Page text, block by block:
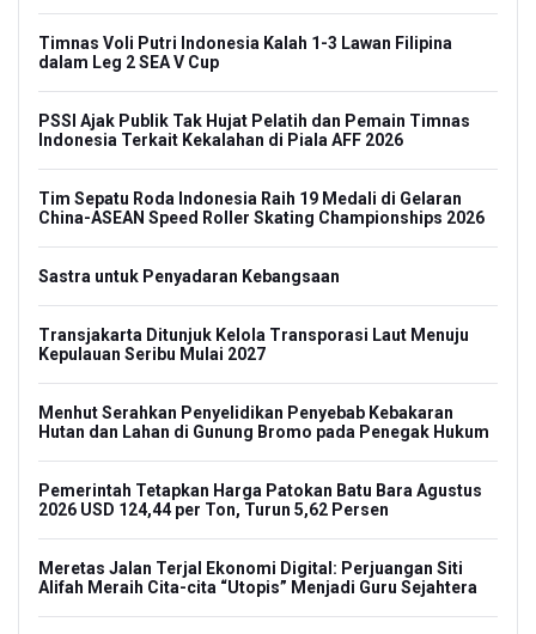
Timnas Voli Putri Indonesia Kalah 1-3 Lawan Filipina
dalam Leg 2 SEA V Cup
PSSI Ajak Publik Tak Hujat Pelatih dan Pemain Timnas
Indonesia Terkait Kekalahan di Piala AFF 2026
Tim Sepatu Roda Indonesia Raih 19 Medali di Gelaran
China-ASEAN Speed Roller Skating Championships 2026
Sastra untuk Penyadaran Kebangsaan
Transjakarta Ditunjuk Kelola Transporasi Laut Menuju
Kepulauan Seribu Mulai 2027
Menhut Serahkan Penyelidikan Penyebab Kebakaran
Hutan dan Lahan di Gunung Bromo pada Penegak Hukum
Pemerintah Tetapkan Harga Patokan Batu Bara Agustus
2026 USD 124,44 per Ton, Turun 5,62 Persen
Meretas Jalan Terjal Ekonomi Digital: Perjuangan Siti
Alifah Meraih Cita-cita “Utopis” Menjadi Guru Sejahtera